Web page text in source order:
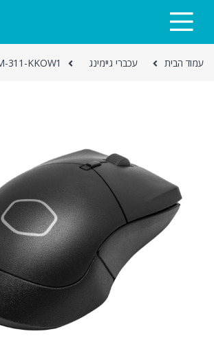
עמוד הבית עכברי גיימינג 311-KKOW1